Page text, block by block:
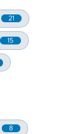
21
15
8